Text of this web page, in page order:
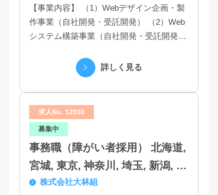
【事業内容】 （1）Webデザイン企画・製
作事業（自社開発・受託開発） （2）Web
システム構築事業（自社開発・受託開発）
（5）営業代行業務 （6...詳しく見る
求人No. 12938
募集中
事務職（障がい者採用） 北海道,
宮城, 東京, 神奈川, 埼玉, 新潟, 愛
知, 大阪, 京都, 兵庫, 広島, 香川,
株式会社大林組